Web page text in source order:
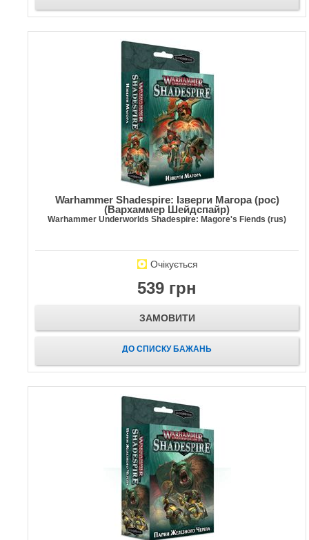
Warhammer Shadespire: Ізверги Магора (рос)
(Вархаммер Шейдспайр)
Warhammer Underworlds Shadespire: Magore's Fiends (rus)
Очікується
539 грн
ЗАМОВИТИ
ДО СПИСКУ БАЖАНЬ